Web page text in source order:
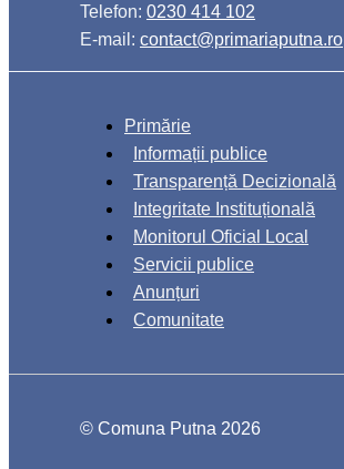
Telefon: 0230 414 102
E-mail: contact@primariaputna.ro
Primărie
Informații publice
Transparență Decizională
Integritate Instituțională
Monitorul Oficial Local
Servicii publice
Anunțuri
Comunitate
© Comuna Putna 2026